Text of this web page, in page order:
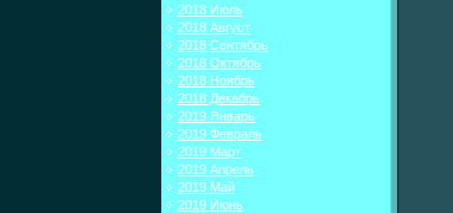
2018 Июль
2018 Август
2018 Сентябрь
2018 Октябрь
2018 Ноябрь
2018 Декабрь
2019 Январь
2019 Февраль
2019 Март
2019 Апрель
2019 Май
2019 Июнь